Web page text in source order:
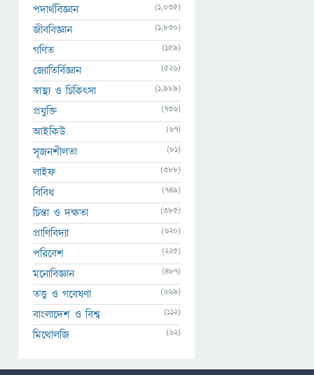
পদার্থবিজ্ঞান (1,035)
জীববিজ্ঞান (1,830)
গণিত (159)
জ্যোতির্বিজ্ঞান (526)
স্বাস্থ্য ও চিকিৎসা (1,989)
প্রযুক্তি (736)
আইকিউ (67)
সৃজনশীলতা (81)
লাইফ (388)
বিবিধ (749)
চিন্তা ও দক্ষতা (385)
প্রাণিবিদ্যা (620)
পরিবেশ (225)
মনোবিজ্ঞান (487)
তত্ত্ব ও গবেষণা (669)
বাংলাদেশ ও বিশ্ব (112)
মিথোলজি (62)